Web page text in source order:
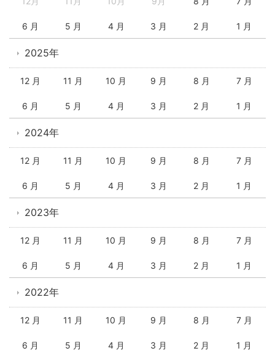
6 月 5 月 4 月 3 月 2 月 1 月
2025年
12 月 11 月 10 月 9 月 8 月 7 月
6 月 5 月 4 月 3 月 2 月 1 月
2024年
12 月 11 月 10 月 9 月 8 月 7 月
6 月 5 月 4 月 3 月 2 月 1 月
2023年
12 月 11 月 10 月 9 月 8 月 7 月
6 月 5 月 4 月 3 月 2 月 1 月
2022年
12 月 11 月 10 月 9 月 8 月 7 月
6 月 5 月 4 月 3 月 2 月 1 月